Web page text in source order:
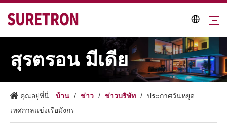
สุรตรอน มีเดีย
คุณอยู่ที่นี่: บ้าน / ข่าว / ข่าวบริษัท / ประกาศวันหยุด
เทศกาลแข่งเรือมังกร